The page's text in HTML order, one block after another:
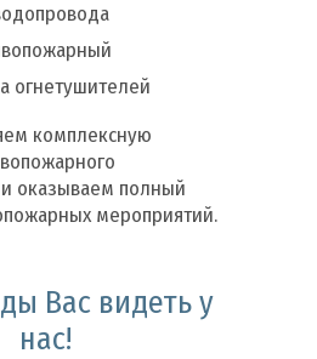
огнетушителей
комплексную
оказываем полный
мероприятий.
Вас видеть у
нас!